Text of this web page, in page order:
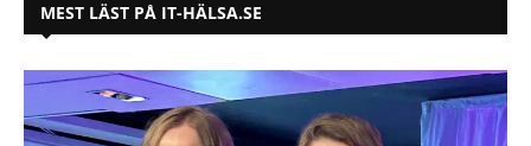
MEST LÄST PÅ IT-HÄLSA.SE